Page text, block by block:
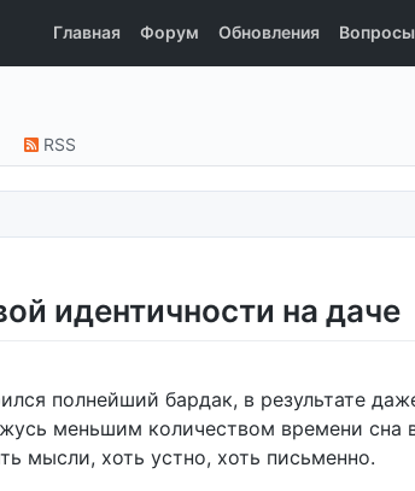
Главная Форум Обновления Вопросы
RSS
идентичности на даче
полнейший бардак, в результате
меньшим количеством времени сна
мысли, хоть устно, хоть письменно.